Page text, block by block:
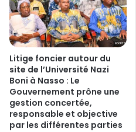
Litige foncier autour du
site de l’Université Nazi
Boni à Nasso : Le
Gouvernement prône une
gestion concertée,
responsable et objective
par les différentes parties